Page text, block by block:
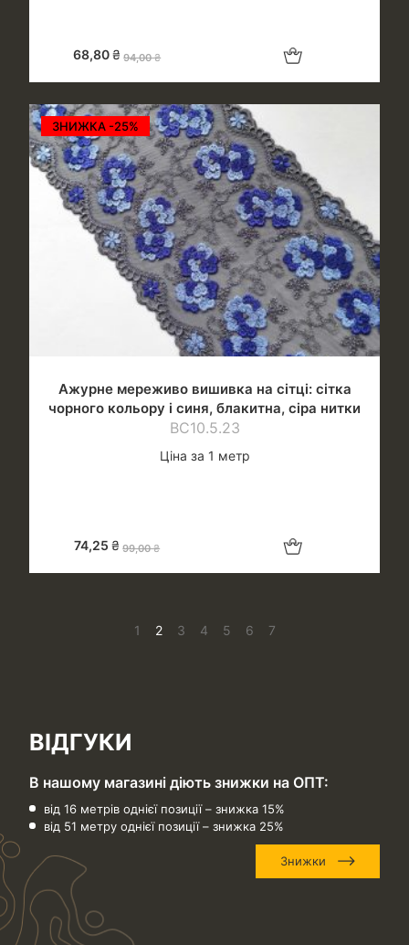
94,00₴
68,80₴ Додати в кошик
ЗНИЖКА -25%
Ажурне мереживо вишивка на сітці: сітка
чорного кольору і синя, блакитна, сіра нитки
ВС10.5.23
Ціна за 1 метр
99,00₴
74,25 ₴ Додати в кошик
1 2 3 4 5 6 7
ВІДГУКИ
В нашому магазині діють знижки на ОПТ:
від 16 метрів однієї позиції – знижка 15%
від 51 метру однієї позиції – знижка 25%
Знижки